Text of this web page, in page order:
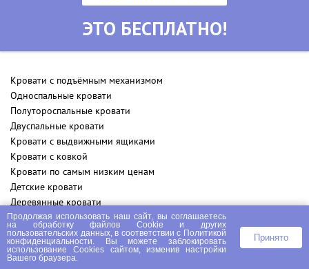
ЭТО БЕСПЛАТНО!
Кровати с подъёмным механизмом
Односпальные кровати
Полутороспальные кровати
Двуспальные кровати
Кровати с выдвижными ящиками
Кровати с ковкой
Кровати по самым низким ценам
Детские кровати
Деревянные кровати
Кровати из массива
Кровати из сосны
Кровати для дачи
Кровать тахта
Продолжая использовать наш сайт, вы соглашаетесь
на обработку файлов Сookie и других
пользовательских данных, в соответствии с Политикой
конфиденциальности . Вы можете заблокировать
использование Cookies сайтом, изменив настройки
Вашего браузера.
Принято